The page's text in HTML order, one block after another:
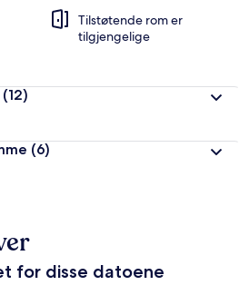
Tilstøtende rom er
tilgjengelige
(12)
(6)
for disse datoene